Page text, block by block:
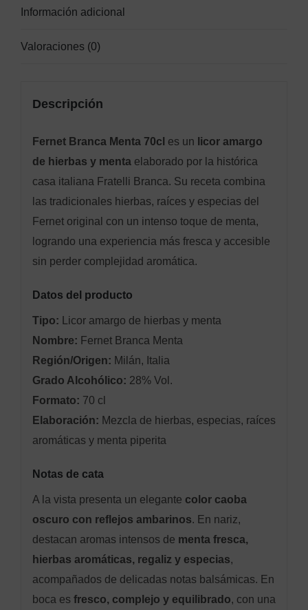
Información adicional
Valoraciones (0)
Descripción
Fernet Branca Menta 70cl es un licor amargo
de hierbas y mentaelaborado por la histórica
casa italiana Fratelli Branca. Su receta combina
las tradicionales hierbas, raíces y especias del
Fernet original con un intenso toque de menta,
logrando una experiencia más fresca y accesible
sin perder complejidad aromática.
Datos del producto
Tipo: Licor amargo de hierbas y menta
Nombre: Fernet Branca Menta
Región/Origen: Milán, Italia
Grado Alcohólico: 28% Vol.
Formato: 70 cl
Elaboración: Mezcla de hierbas, especias, raíces
aromáticas y menta piperita
Notas de cata
A la vista presenta un elegante color caoba
oscuro con reflejos ambarinos. En nariz,
destacan aromas intensos de menta fresca,
hierbas aromáticas, regaliz y especias,
acompañados de delicadas notas balsámicas. En
boca es fresco, complejo y equilibrado, con una